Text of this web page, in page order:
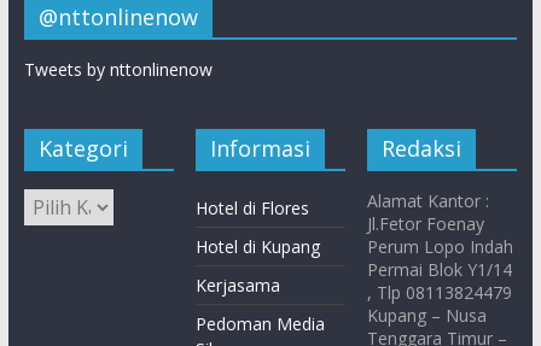
@nttonlinenow
Tweets by nttonlinenow
Kategori Informasi
Hotel di Flores
Hotel di Kupang
Kerjasama
Pedoman Media
Redaksi
Alamat Kantor :
Jl.Fetor Foenay
Perum Lopo Indah
Permai Blok Y1/14
, Tlp 08113824479
Kupang – Nusa
Tenggara Timur –